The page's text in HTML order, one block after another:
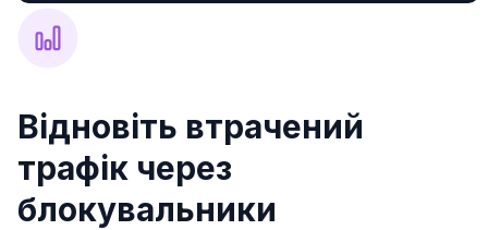
Відновіть втрачений
трафік через
блокувальники